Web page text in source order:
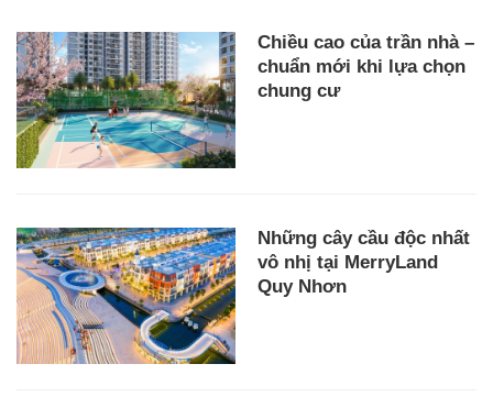
Chiều cao của trần nhà –
chuẩn mới khi lựa chọn
chung cư
Những cây cầu độc nhất
vô nhị tại MerryLand
Quy Nhơn